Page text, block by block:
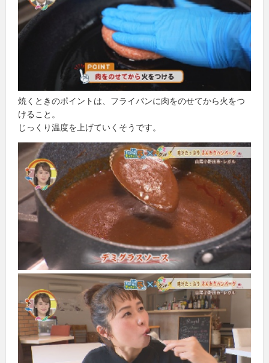
焼くときのポイントは、フライパンに肉をのせてから火をつ
けること。
じっくり温度を上げていくそうです。